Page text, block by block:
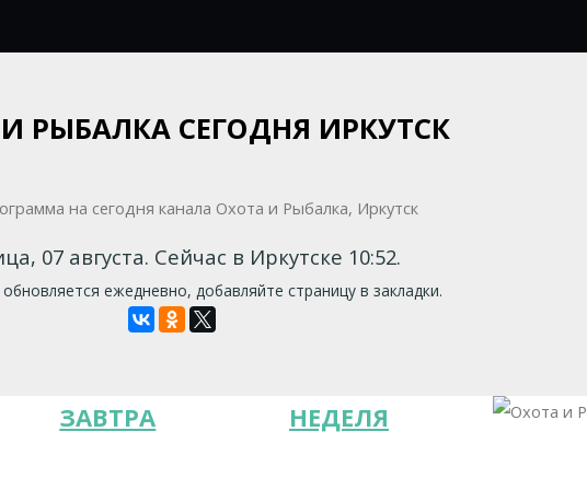
РЫБАЛКА СЕГОДНЯ ИРКУТСК
07 августа. Сейчас в Иркутске 10:52.
ежедневно, добавляйте страницу в закладки.
ЗАВТРА НЕДЕЛЯ